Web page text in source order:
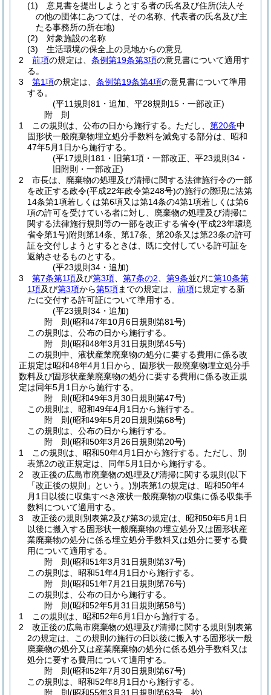
(1)
意見書を提出しようとする者の氏名及び住所(法人そ
の他の団体にあつては、その名称、代表者の氏名及び主
たる事務所の所在地)
(2)
対象施設の名称
(3)
生活環境の保全上の見地からの意見
2
前項の規定は、 条例第19条第3項の意見書について適用す
る。
3
第1項の規定は、 条例第19条第4項の意見書について準用
する。
(平11規則81・追加、平28規則15・一部改正)
附 則
1
この規則は、公布の日から施行する。 ただし、 第20条中
固形状一般廃棄物埋立処分手数料を減免する部分は、昭和
47年5月1日から施行する。
(平17規則181・旧第1項・一部改正、平23規則34・
旧附則・一部改正)
2
市長は、廃棄物の処理及び清掃に関する法律施行令の一部
を改正する政令(平成22年政令第248号)の施行の際現に法第
14条第1項若しくは第6項又は第14条の4第1項若しくは第6
項の許可を受けている者に対し、廃棄物の処理及び清掃に
関する法律施行規則等の一部を改正する省令(平成23年環境
省令第1号)附則第14条、第17条、第20条又は第23条の許可
証を交付しようとするときは、既に交付している許可証を
返納させるものとする。
(平23規則34・追加)
3
第7条第1項及び第3項 第7条の2 第9条並びに第10条第
1項及び第3項から第5項までの規定は、 前項に規定する新
たに交付する許可証について準用する。
(平23規則34・追加)
附 則(昭和47年10月6日規則第81号)
この規則は、公布の日から施行する。
附 則(昭和48年3月31日規則第45号)
この規則中、液状産業廃棄物の処分に要する費用に係る改
正規定は昭和48年4月1日から、固形状一般廃棄物埋立処分手
数料及び固形状産業廃棄物の処分に要する費用に係る改正規
定は同年5月1日から施行する。
附 則(昭和49年3月30日規則第47号)
この規則は、昭和49年4月1日から施行する。
附 則(昭和49年5月20日規則第68号)
この規則は、公布の日から施行する。
附 則(昭和50年3月26日規則第20号)
1
この規則は、昭和50年4月1日から施行する。 ただし、別
表第2の改正規定は、同年5月1日から施行する。
2
改正後の広島市廃棄物の処理及び清掃に関する規則 (以下
「改正後の規則」という。)別表第1の規定は、昭和50年4
月1日以後に収集すべき液状一般廃棄物の収集に係る収集手
数料について適用する。
3
改正後の規則別表第2及び第3の規定は、昭和50年5月1日
以後に搬入する固形状一般廃棄物の埋立処分又は固形状産
業廃棄物の処分に係る埋立処分手数料又は処分に要する費
用について適用する。
附 則(昭和51年3月31日規則第37号)
この規則は、昭和51年4月1日から施行する。
附 則(昭和51年7月21日規則第76号)
この規則は、公布の日から施行する。
附 則(昭和52年5月31日規則第58号)
1
この規則は、昭和52年6月1日から施行する。
2
改正後の広島市廃棄物の処理及び清掃に関する規則別表第
2の規定は、この規則の施行の日以後に搬入する固形状一般
廃棄物の処分又は産業廃棄物の処分に係る処分手数料又は
処分に要する費用について適用する。
附 則(昭和52年7月30日規則第67号)
この規則は、昭和52年8月1日から施行する。
附 則(昭和55年3月31日規則第63号 抄)